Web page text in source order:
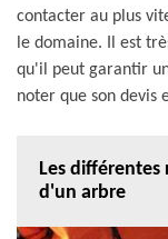
contacter au plus
le domaine. Il est
qu'il peut garantir
noter que son devis
Les
d'un arbre